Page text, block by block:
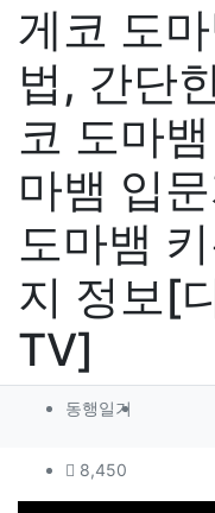
게코 도
법, 간단
코 도마
마뱀 입
도마뱀
지 정보[
TV]
작성자 정보
동행일기
컨텐츠 정보
8,450